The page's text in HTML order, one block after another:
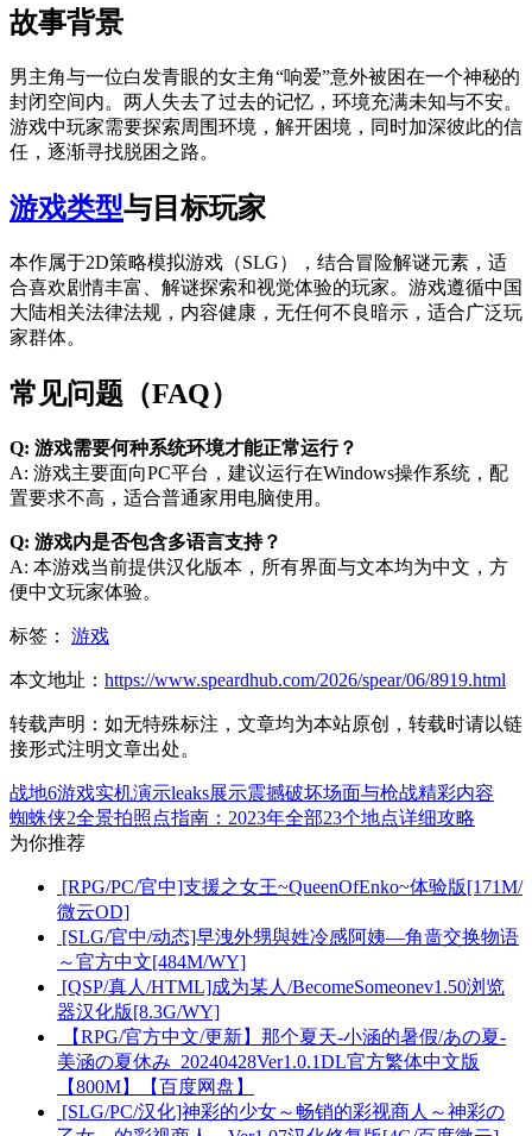
故事背景
男主角与一位白发青眼的女主角“响爱”意外被困在一个神秘的
封闭空间内。两人失去了过去的记忆，环境充满未知与不安。
游戏中玩家需要探索周围环境，解开困境，同时加深彼此的信
任，逐渐寻找脱困之路。
游戏类型与目标玩家
本作属于2D策略模拟游戏（SLG），结合冒险解谜元素，适
合喜欢剧情丰富、解谜探索和视觉体验的玩家。游戏遵循中国
大陆相关法律法规，内容健康，无任何不良暗示，适合广泛玩
家群体。
常见问题（FAQ）
Q: 游戏需要何种系统环境才能正常运行？
A: 游戏主要面向PC平台，建议运行在Windows操作系统，配
置要求不高，适合普通家用电脑使用。
Q: 游戏内是否包含多语言支持？
A: 本游戏当前提供汉化版本，所有界面与文本均为中文，方
便中文玩家体验。
标签： 游戏
本文地址： https://www.speardhub.com/2026/spear/06/8919.html
转载声明： 如无特殊标注，文章均为本站原创，转载时请以链
接形式注明文章出处。
战地6游戏实机演示leaks展示震撼破坏场面与枪战精彩内容
蜘蛛侠2全景拍照点指南：2023年全部23个地点详细攻略
为你推荐
[RPG/PC/官中]支援之女王~QueenOfEnko~体验版[171M/
微云OD]
[SLG/官中/动态]早洩外甥與姓冷感阿姨—角啬交换物语
～官方中文[484M/WY]
[QSP/真人/HTML]成为某人/BecomeSomeonev1.50浏览
器汉化版[8.3G/WY]
【RPG/官方中文/更新】那个夏天-小涵的暑假/あの夏-
美涵の夏休み_20240428Ver1.0.1DL官方繁体中文版
【800M】【百度网盘】
[SLG/PC/汉化]神彩的少女～畅销的彩视商人～神彩の